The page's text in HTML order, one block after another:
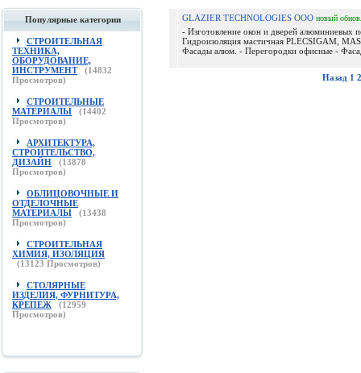
Популярные категории
СТРОИТЕЛЬНАЯ
ТЕХНИКА,
ОБОРУДОВАНИЕ,
ИНСТРУМЕНТ
(14832
Просмотров)
СТРОИТЕЛЬНЫЕ
МАТЕРИАЛЫ
(14402
Просмотров)
АРХИТЕКТУРА,
СТРОИТЕЛЬСТВО,
ДИЗАЙН
(13878
Просмотров)
ОБЛИЦОВОЧНЫЕ И
ОТДЕЛОЧНЫЕ
МАТЕРИАЛЫ
(13438
Просмотров)
СТРОИТЕЛЬНАЯ
ХИМИЯ, ИЗОЛЯЦИЯ
(13123 Просмотров)
СТОЛЯРНЫЕ
ИЗДЕЛИЯ, ФУРНИТУРА,
КРЕПЕЖ
(12959
Просмотров)
GLAZIER TECHNOLOGIES ООО новый
- Изготовление окон и дверей алюминиевых
Гидроизоляция мастичная PLECSIGAM,
Фасады алюм. - Перегородки офисные -
Назад 1 2